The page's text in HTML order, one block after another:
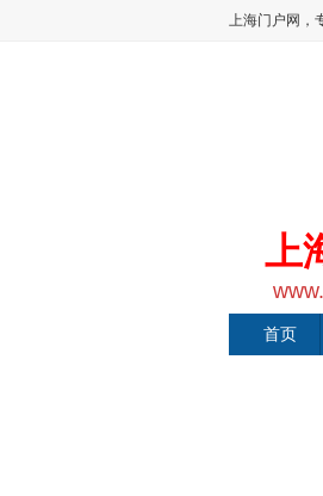
上海门户网，
上
首页